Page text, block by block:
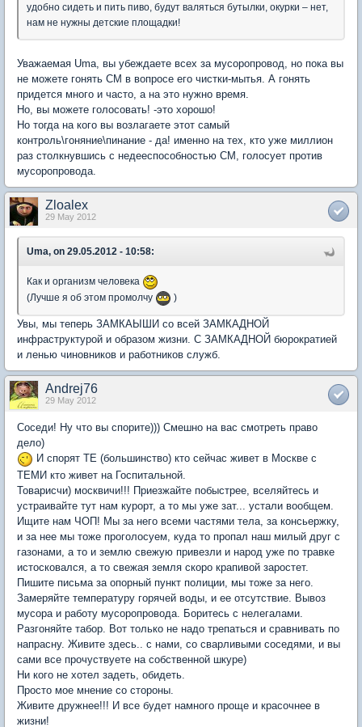
удобно сидеть и пить пиво, будут валяться бутылки, окурки – нет,
нам не нужны детские площадки!
Уважаемая Uma, вы убеждаете всех за мусоропровод, но пока вы
не можете гонять СМ в вопросе его чистки-мытья. А гонять
придется много и часто, а на это нужно время.
Но, вы можете голосовать! -это хорошо!
Но тогда на кого вы возлагаете этот самый
контроль\гоняние\пинание - да! именно на тех, кто уже миллион
раз столкнувшись с недееспособностью СМ, голосует против
мусоропровода.
Zloalex
29 May 2012
Uma, on 29.05.2012 - 10:58:
Как и организм человека
(Лучше я об этом промолчу
)
Увы, мы теперь ЗАМКАЫШИ со всей ЗАМКАДНОЙ
инфраструктурой и образом жизни. С ЗАМКАДНОЙ бюрократией
и ленью чиновников и работников служб.
Andrej76
29 May 2012
Соседи! Ну что вы спорите))) Смешно на вас смотреть право
дело)
И спорят ТЕ (большинство) кто сейчас живет в Москве с
ТЕМИ кто живет на Госпитальной.
Товарисчи) москвичи!!! Приезжайте побыстрее, вселяйтесь и
устраивайте тут нам курорт, а то мы уже зат... устали вообщем.
Ищите нам ЧОП! Мы за него всеми частями тела, за консьержку,
и за нее мы тоже проголосуем, куда то пропал наш милый друг с
газонами, а то и землю свежую привезли и народ уже по травке
истосковался, а то свежая земля скоро крапивой заростет.
Пишите письма за опорный пункт полиции, мы тоже за него.
Замеряйте температуру горячей воды, и ее отсутствие. Вывоз
мусора и работу мусоропровода. Боритесь с нелегалами.
Разгоняйте табор. Вот только не надо трепаться и сравнивать по
напрасну. Живите здесь.. с нами, со сварливыми соседями, и вы
сами все прочуствуете на собственной шкуре)
Ни кого не хотел задеть, обидеть.
Просто мое мнение со стороны.
Живите дружнее!!! И все будет намного проще и красочнее в
жизни!